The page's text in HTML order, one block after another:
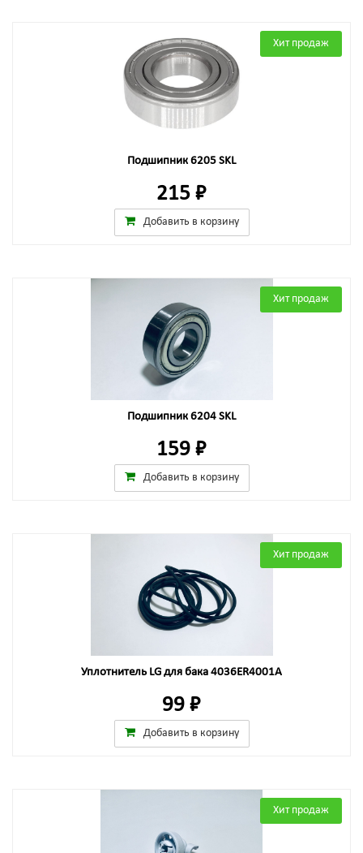
Хит продаж
Подшипник 6205 SKL
215 ₽
Добавить в корзину
Хит продаж
Подшипник 6204 SKL
159 ₽
Добавить в корзину
Хит продаж
Уплотнитель LG для бака 4036ER4001A
99 ₽
Добавить в корзину
Хит продаж